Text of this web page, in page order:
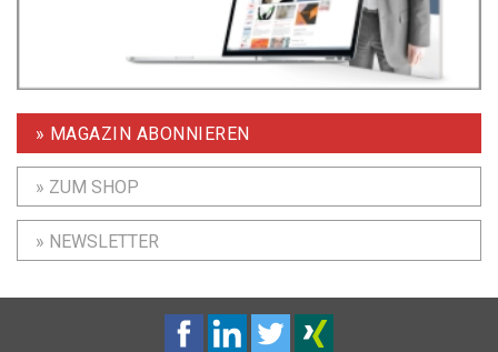
» MAGAZIN ABONNIEREN
» ZUM SHOP
» NEWSLETTER